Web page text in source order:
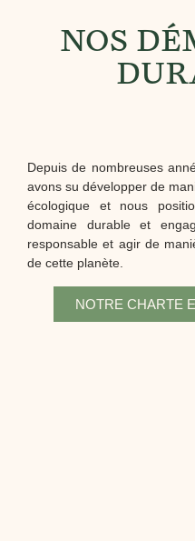
NOS
Depuis de nombreuses
avons su développer de
écologique et nous
domaine durable et
responsable et agir de
de cette planète.
NOTRE CHARTE